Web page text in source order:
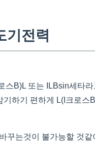
기전력
스B)L 또는 ILBsin세타
기하기 편하게 L(I크로스
꾸는것이 불가능할 것같